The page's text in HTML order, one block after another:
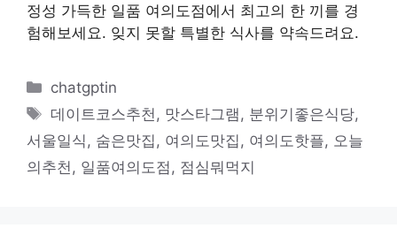
정성 가득한 일품 여의도점에서 최고의 한 끼를 경
험해보세요. 잊지 못할 특별한 식사를 약속드려요.
카
테
고
리
chatgptin
태
그
데이트코스추천 , 맛스타그램 , 분위기좋은식당,
서울일식 , 숨은맛집 , 여의도맛집 , 여의도핫플, 오늘
의추천 , 일품여의도점 , 점심뭐먹지